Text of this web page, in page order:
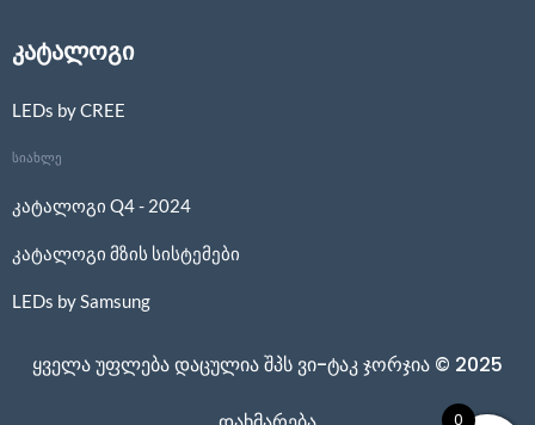
კატალოგი
LEDs by CREE
სიახლე
კატალოგი Q4 - 2024
კატალოგი მზის სისტემები
LEDs by Samsung
ყველა უფლება დაცულია შპს ვი-ტაკ ჯორჯია © 2025
0